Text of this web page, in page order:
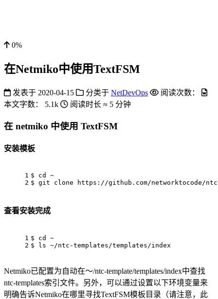
0%
在Netmiko中使用TextFSM
发表于 2020-04-15 分类于 NetDevOps
阅读次数：
本文字数：
5.1k 阅读时长 ≈ 5 分钟
在 netmiko 中使用 TextFSM
安装模板
1
2
$ cd
~
$ git clone https://github.com/networktocode/
查看安装完成
1
2
$ cd
~
$ ls ~/ntc-templates/templates/index
Netmiko已配置为自动在〜/ntc-template/templates/index中查找
ntc-templates索引文件。另外，可以通过设置以下环境变量来
明确告诉Netmiko在哪里寻找TextFSM模板目录（请注意，此